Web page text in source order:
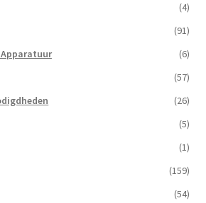
(4)
(91)
(6)
(57)
(26)
(5)
(1)
(159)
(54)